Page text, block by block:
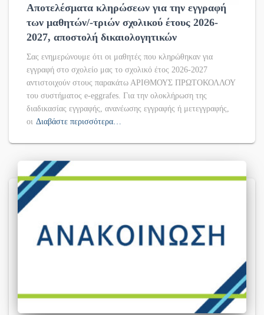
Αποτελέσματα κληρώσεων για την εγγραφή
των μαθητών/-τριών σχολικού έτους 2026-
2027, αποστολή δικαιολογητικών
Σας ενημερώνουμε ότι οι μαθητές που κληρώθηκαν για
εγγραφή στο σχολείο μας το σχολικό έτος 2026-2027
αντιστοιχούν στους παρακάτω ΑΡΙΘΜΟΥΣ ΠΡΩΤΟΚΟΛΛΟΥ
του συστήματος e-eggrafes. Για την ολοκλήρωση της
διαδικασίας εγγραφής, ανανέωσης εγγραφής ή μετεγγραφής,
οι Διαβάστε περισσότερα…